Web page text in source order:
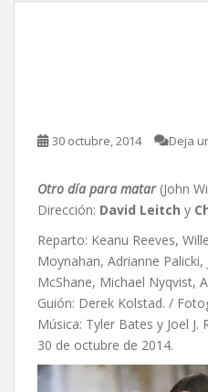
30 octubre, 2014 Deja
Otro día para matar(John
Dirección: David Leitch y
Reparto: Keanu Reeves,
Moynahan, Adrianne
McShane, Michael Nyqvist,
Guión: Derek Kolstad. /
Música: Tyler Bates y Joel
30 de octubre de 2014.